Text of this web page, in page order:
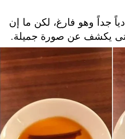
جداً وهو فارغ، لكن ما إن
يكشف عن صورة جميلة.